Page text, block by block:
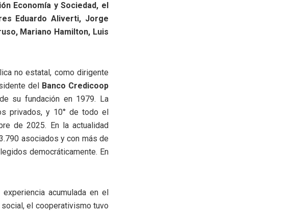
Economía y Sociedad, el
Eduardo Aliverti, Jorge
Mariano Hamilton, Luis
no estatal, como dirigente
del
Banco Credicoop
su fundación en 1979. La
privados, y 10° de todo el
de 2025. En la actualidad
asociados y con más de
democráticamente. En
acumulada en el
el cooperativismo tuvo